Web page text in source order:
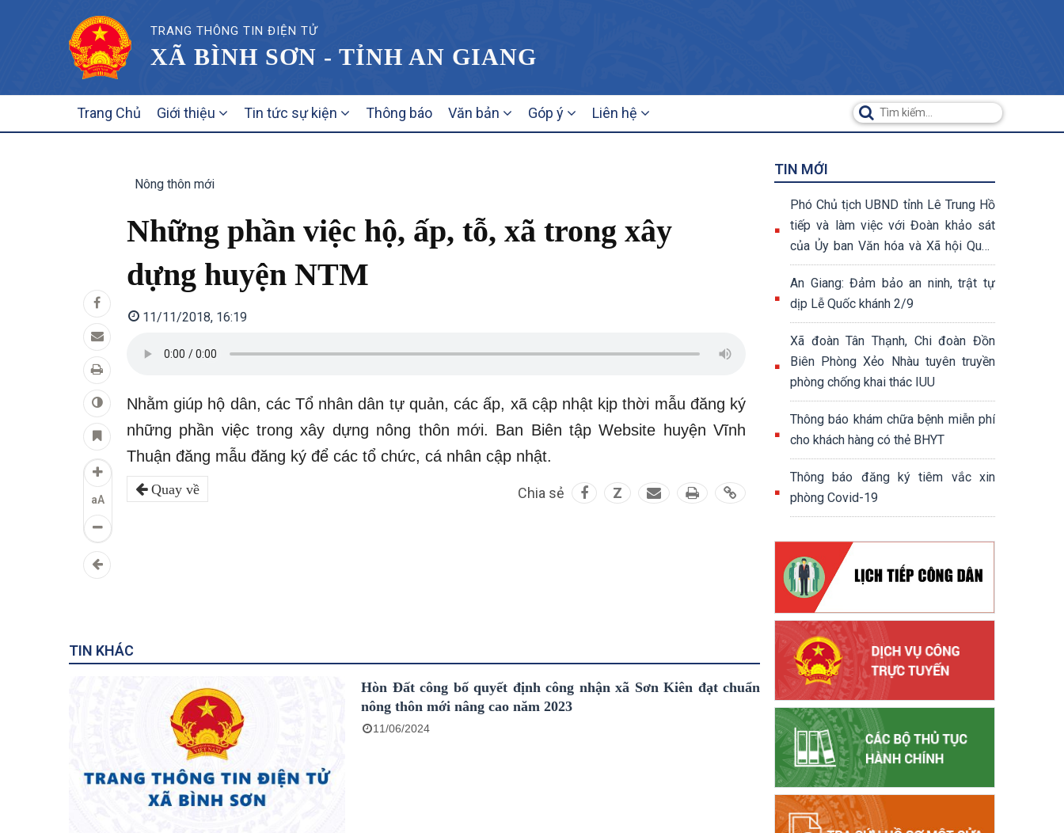
TRANG THÔNG TIN ĐIỆN TỬ
XÃ BÌNH SƠN - TỈNH AN GIANG
NAVIGATION
Trang Chủ Giới thiệu Tin tức sự kiện Thông báo Văn bản Góp ý Liên hệ
aA
Nông thôn mới
Những phần việc hộ, ấp, tỗ, xã trong xây
dựng huyện NTM
11/11/2018, 16:19
Nhằm giúp hộ dân, các Tổ nhân dân tự quản, các ấp, xã cập nhật kịp thời mẫu đăng ký
những phần việc trong xây dựng nông thôn mới. Ban Biên tập Website huyện Vĩnh
Thuận đăng mẫu đăng ký để các tổ chức, cá nhân cập nhật.
Quay về Chia sẻ Z
TIN KHÁC
Hòn Đất công bố quyết định công nhận xã Sơn Kiên đạt chuẩn
nông thôn mới nâng cao năm 2023
11/06/2024
TIN MỚI
Phó Chủ tịch UBND tỉnh Lê Trung Hồ
tiếp và làm việc với Đoàn khảo sát
của Ủy ban Văn hóa và Xã hội Quốc
hội khóa XV
An Giang: Đảm bảo an ninh, trật tự
dịp Lễ Quốc khánh 2/9
Xã đoàn Tân Thạnh, Chi đoàn Đồn
Biên Phòng Xẻo Nhàu tuyên truyền
phòng chống khai thác IUU
Thông báo khám chữa bệnh miễn phí
cho khách hàng có thẻ BHYT
Thông báo đăng ký tiêm vắc xin
phòng Covid-19